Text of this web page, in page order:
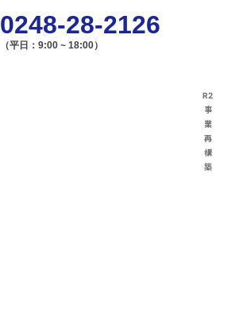
0248-28-2126
（平日：9:00 ~ 18:00）
R2
事
業
再
構
築